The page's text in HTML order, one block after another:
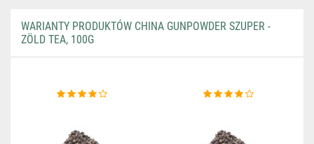
WARIANTY PRODUKTÓW CHINA GUNPOWDER SZUPER -
ZÖLD TEA, 100G